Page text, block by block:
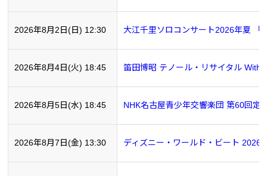
2026年8月2日(日) 12:30 大江千里ソロコンサート2026年夏 「
2026年8月4日(火) 18:45 笛田博昭 テノール・リサイタル With
2026年8月5日(水) 18:45 NHK名古屋青少年交響楽団 第60回定
2026年8月7日(金) 13:30 ディズニー・ワールド・ビート 2026